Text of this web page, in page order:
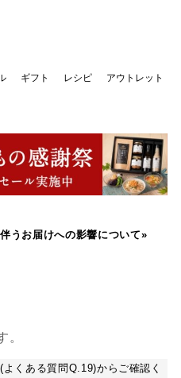
ギフト レシピ アウトレット
うお届けへの影響について»
。
くある質問Q.19)からご確認く